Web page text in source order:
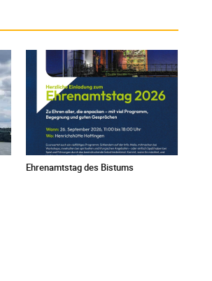
Ehrenamtstag des Bistums